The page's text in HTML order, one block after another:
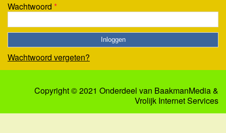
Wachtwoord *
Wachtwoord vergeten?
Copyright © 2021 Onderdeel van BaakmanMedia&
Vrolijk Internet Services